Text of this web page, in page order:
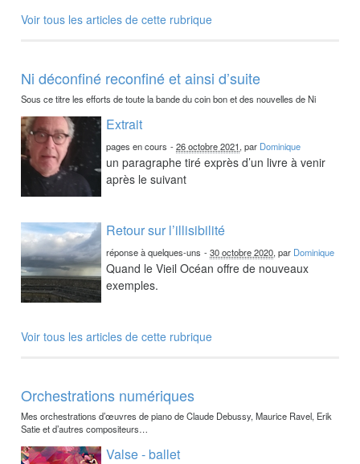
Voir tous les articles de cette rubrique
Ni déconfiné reconfiné et ainsi d’suite
Sous ce titre les efforts de toute la bande du coin bon et des nouvelles de Ni
Extrait
pages en cours -26 octobre 2021, par Dominique
un paragraphe tiré exprès d’un livre à venir
après le suivant
Retour sur l’illisibilité
réponse à quelques-uns -30 octobre 2020, par Dominique
Quand le Vieil Océan offre de nouveaux
exemples.
Voir tous les articles de cette rubrique
Orchestrations numériques
Mes orchestrations d’œuvres de piano de Claude Debussy, Maurice Ravel, Erik
Satie et d’autres compositeurs…
Valse - ballet